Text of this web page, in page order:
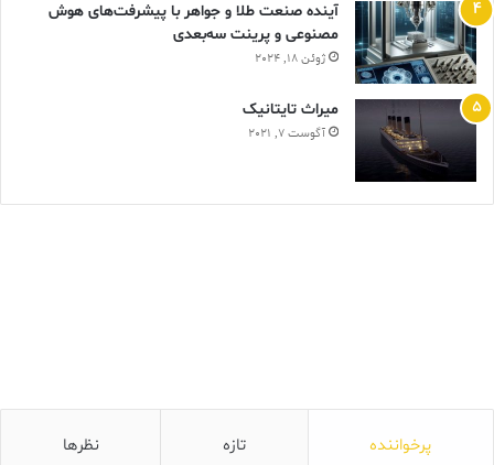
آینده صنعت طلا و جواهر با پیشرفت‌های هوش
مصنوعی و پرینت سه‌بعدی
ژوئن 18, 2024
ميراث تايتانيک
آگوست 7, 2021
پرخواننده تازه نظرها